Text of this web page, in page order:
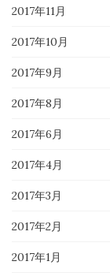
2017年11月
2017年10月
2017年9月
2017年8月
2017年6月
2017年4月
2017年3月
2017年2月
2017年1月